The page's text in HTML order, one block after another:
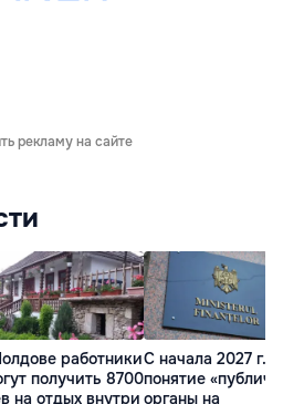
рекламу на сайте
работники
получить 8700
на отдых внутри
С начала 2027 г.
понятие
органы на